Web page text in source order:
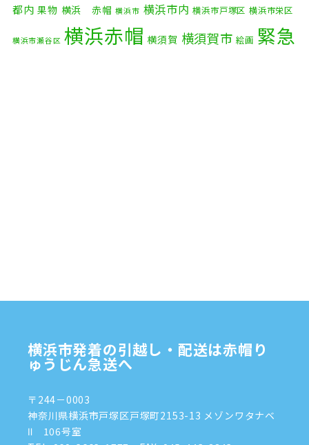
2025年8月(2)
2025年7月(6)
2024年9月(2)
2024年7月
(8)
2024年5月(2)
2024年4月(3)
都内 果物 横浜 赤帽 横浜市 横浜市内 横浜市戸塚区 横浜市栄区
横浜市瀬谷区 横浜赤帽 横須賀 横須賀市 絵画 緊急
横浜市発着の引越し・配送は赤帽り
ゅうじん急送へ
〒244－0003
神奈川県横浜市戸塚区戸塚町2153-13 メゾンワタナベ
Ⅱ 106号室